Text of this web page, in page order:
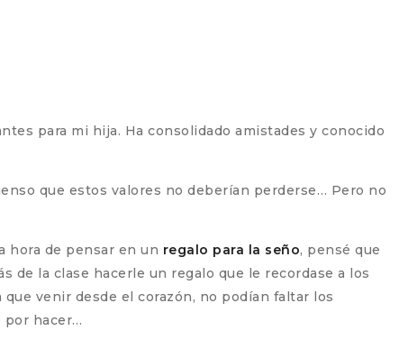
para mi hija. Ha consolidado amistades y conocido
que estos valores no deberían perderse… Pero no
hora de pensar en un regalo para la seño, pensé que
de la clase hacerle un regalo que le recordase a los
venir desde el corazón, no podían faltar los
por hacer…